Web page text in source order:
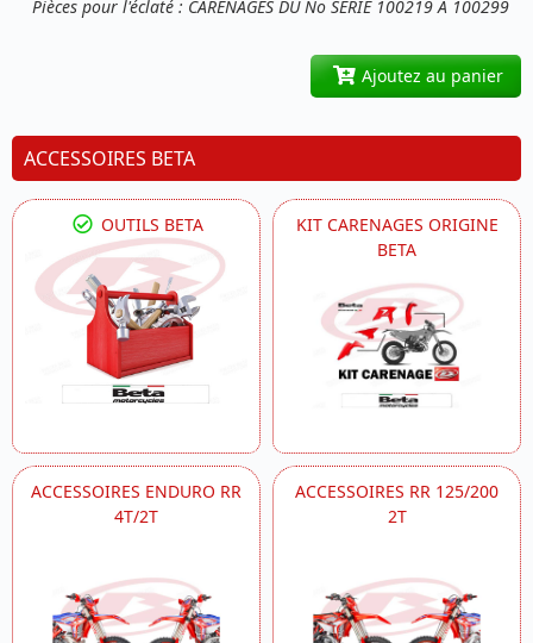
Pièces pour l'éclaté : CARENAGES DU No SERIE 100219 A 100299
Ajoutez au panier
ACCESSOIRES BETA
OUTILS BETA
KIT CARENAGES ORIGINE
BETA
ACCESSOIRES ENDURO RR
4T/2T
ACCESSOIRES RR 125/200
2T